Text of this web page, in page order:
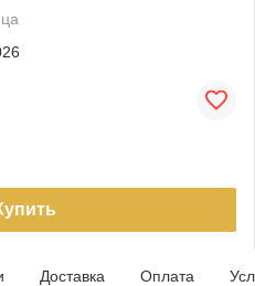
Доставка Оплата